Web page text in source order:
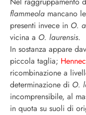
flammeola mancano
presenti invece in O.
vicina a O. laurensis.
In sostanza appare
piccola taglia;
ricombinazione a
determinazione di O.
incomprensibile, al
in quota su suoli di